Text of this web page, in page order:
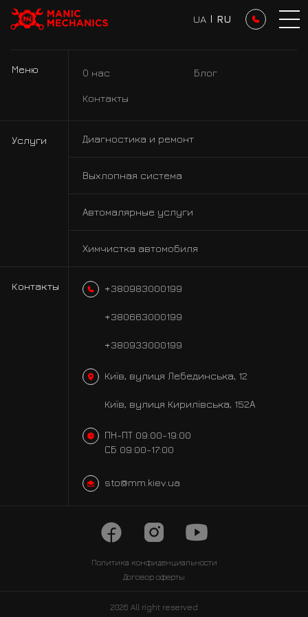
UA I RU
Маниакально ремонтируем.
Маниакально красим авто
Меню О нас
Контакты
Блог
Услуги Диагностика и ремонт
Выхлопная система
Автомалярные услуги
Химчистка автомобиля
Контакты
Київ, вулиця Лебединська, 12
Київ, вулиця Кирилівська, 152А
ПН-ПТ 09:00-19:00
СБ 09:00-17:00
sto@mm.kiev.ua
+380983000199
+380663000199
+380933000199
2026 All right reserved
Политика конфиденциальности
Договор оферты